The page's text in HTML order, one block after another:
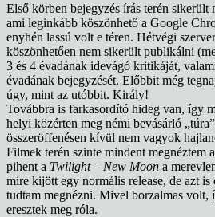
Első körben bejegyzés írás terén sikerült
ami leginkább köszönhető a Google
enyhén lassú volt e téren. Hétvégi
köszönhetően nem sikerült publikálni
3 és 4 évadának idevágó kritikáját,
évadának bejegyzését. Előbbit még
úgy, mint az utóbbit. Király!
Továbbra is farkasordító hideg van, így
helyi közérten meg némi bevásárló
összeröffenésen kívül nem vagyok
Filmek terén szinte mindent megnéztem
pihent a Twilight – New Moon a
mire kijött egy normális release, de azt
tudtam megnézni. Mivel borzalmas volt,
eresztek meg róla.